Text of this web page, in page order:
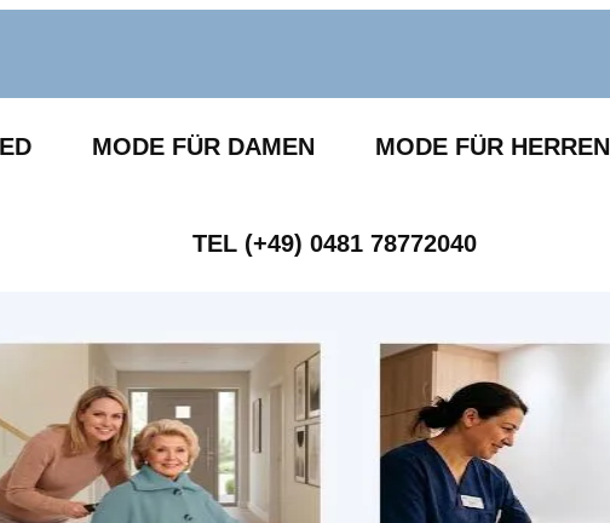
MODE FÜR DAMEN MODE FÜR HERREN
TEL (+49) 0481 78772040